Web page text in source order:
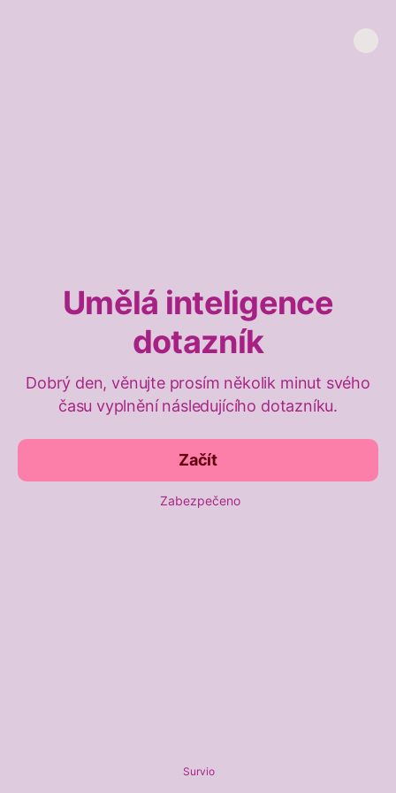
Umělá inteligence
dotazník
Dobrý den, věnujte prosím několik minut svého
času vyplnění následujícího dotazníku.
Začít
Zabezpečeno
Survio